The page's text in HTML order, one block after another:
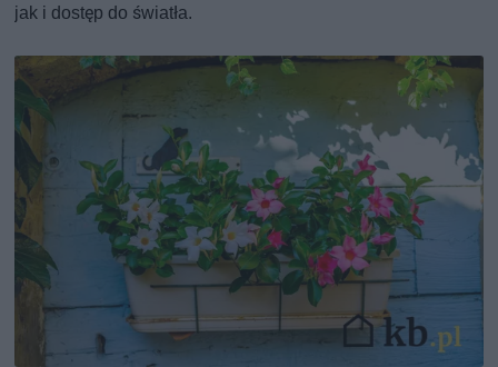
jak i dostęp do światła.